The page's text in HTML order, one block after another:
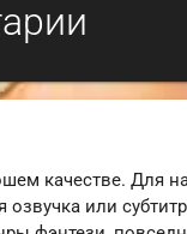
качестве. Для
или